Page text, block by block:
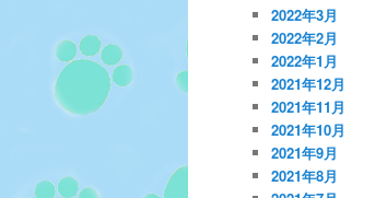
2022年3月
2022年2月
2022年1月
2021年12月
2021年11月
2021年10月
2021年9月
2021年8月